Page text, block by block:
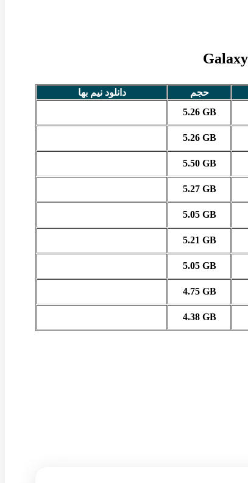
حجم
دانلود نیم بها
5.26 GB
5.26 GB
5.50 GB
5.27 GB
5.05 GB
5.21 GB
5.05 GB
4.75 GB
4.38 GB